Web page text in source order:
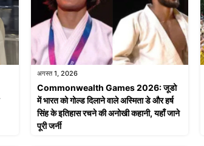
अगस्त 1, 2026
Commonwealth Games 2026: जूडो
में भारत को गोल्ड दिलाने वाले अस्मिता डे और हर्ष
सिंह के इतिहास रचने की अनोखी कहानी, यहाँ जाने
पूरी जर्नी